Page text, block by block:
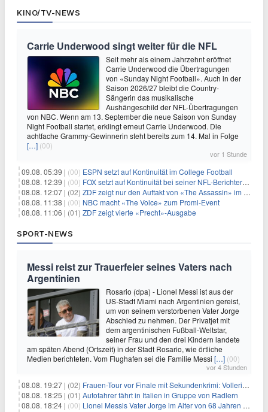
KINO/TV-NEWS
Carrie Underwood singt weiter für die NFL
Seit mehr als einem Jahrzehnt eröffnet
Carrie Underwood die Übertragungen
von «Sunday Night Football». Auch in der
Saison 2026/27 bleibt die Country-
Sängerin das musikalische
Aushängeschild der NFL-Übertragungen
von NBC. Wenn am 13. September die neue Saison von Sunday
Night Football startet, erklingt erneut Carrie Underwood. Die
achtfache Grammy-Gewinnerin steht bereits zum 14. Mal in Folge
[…] (00)
vor 1 Stunde
09.08. 05:39 | (00) ESPN setzt auf Kontinuität im College Football
08.08. 12:39 | (00) FOX setzt auf Kontinuität bei seiner NFL-Berichterstattung
08.08. 12:07 | (02) ZDF zeigt nur den Auftakt von «The Assassin» im Fernsehen
08.08. 11:38 | (00) NBC macht «The Voice» zum Promi-Event
08.08. 11:06 | (01) ZDF zeigt vierte «Precht»-Ausgabe
SPORT-NEWS
Messi reist zur Trauerfeier seines Vaters nach
Argentinien
Rosario (dpa) - Lionel Messi ist aus der
US-Stadt Miami nach Argentinien gereist,
um von seinem verstorbenen Vater Jorge
Abschied zu nehmen. Der Privatjet mit
dem argentinischen Fußball-Weltstar,
seiner Frau und den drei Kindern landete
am späten Abend (Ortszeit) in der Stadt Rosario, wie örtliche
Medien berichteten. Vom Flughafen sei die Familie Messi […] (00)
vor 4 Stunden
08.08. 19:27 | (02) Frauen-Tour vor Finale mit Sekundenkrimi: Vollering in Gelb
08.08. 18:25 | (01) Autofahrer fährt in Italien in Gruppe von Radlern
08.08. 18:24 | (00) Lionel Messis Vater Jorge im Alter von 68 Jahren gestorben